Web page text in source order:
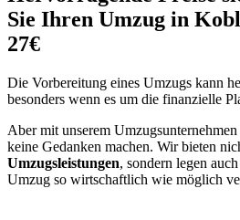
Sie Ihren Umzug in
27€
Die Vorbereitung eines Umzugs kann
besonders wenn es um die finanzielle
Aber mit unserem
keine Gedanken machen. Wir bieten
Umzugsleistungen, sondern legen
Umzug so wirtschaftlich wie möglich